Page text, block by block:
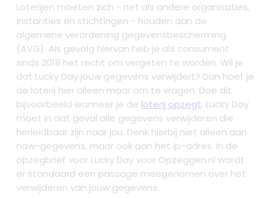
Loterijen moeten zich - net als andere organisaties,
instanties en stichtingen - houden aan de
algemene verordening gegevensbescherming
(AVG). Als gevolg hiervan heb je als consument
sinds 2018 het recht om vergeten te worden. Wil je
dat Lucky Day jouw gegevens verwijdert? Dan hoef je
de loterij hier alleen maar om te vragen. Doe dit
bijvoorbeeld wanneer je de loterij opzegt. Lucky Day
moet in dat geval alle gegevens verwijderen die
herleidbaar zijn naar jou. Denk hierbij niet alleen aan
naw-gegevens, maar ook aan het ip-adres. In de
opzegbrief voor Lucky Day voor Opzeggen.nl wordt
er standaard een passage meegenomen over het
verwijderen van jouw gegevens.